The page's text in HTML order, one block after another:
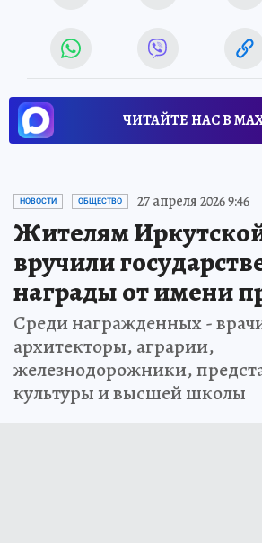
ЧИТАЙТЕ НАС В
НОВОСТИ ОБЩЕСТВО 27 апреля 2026 9:46
Жителям
вручили
награды от имени
Среди награжденных -
архитекторы, аграрии,
железнодорожники,
культуры и высшей школы